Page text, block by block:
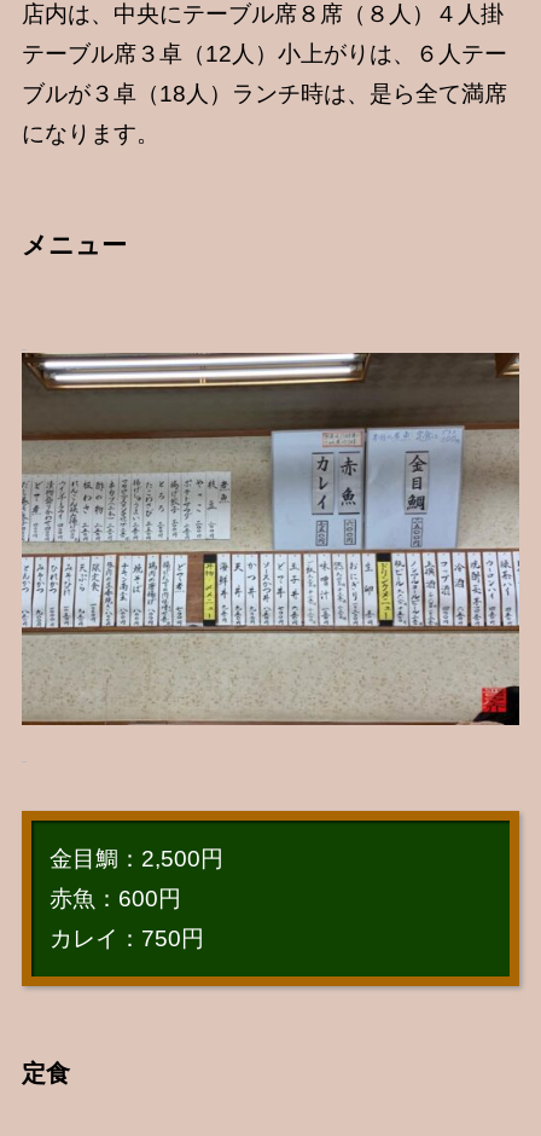
店内は、中央にテーブル席８席（８人）４人掛
テーブル席３卓（12人）小上がりは、６人テー
ブルが３卓（18人）ランチ時は、是ら全て満席
になります。
メニュー
金目鯛：2,500円
赤魚：600円
カレイ：750円
定食